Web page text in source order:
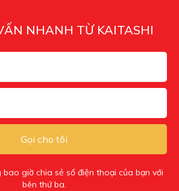
NHANH TỪ KAITASHI
Gọi cho tôi
giờ chia sẻ số điện thoại của bạn với
bên thứ ba.